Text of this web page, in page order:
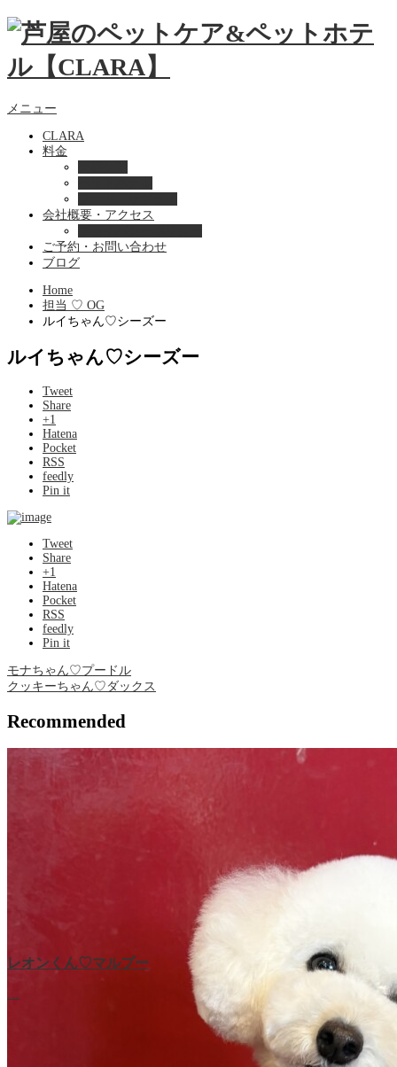
メニュー
CLARA
料金
会社概要・アクセス
ご予約・お問い合わせ
ブログ
Home
担当 ♡ OG
ルイちゃん♡シーズー
ルイちゃん♡シーズー
Tweet
Share
+1
Hatena
Pocket
RSS
feedly
Pin it
Tweet
Share
+1
Hatena
Pocket
RSS
feedly
Pin it
モナちゃん♡プードル
クッキーちゃん♡ダックス
Recommended
レオンくん♡マルプー